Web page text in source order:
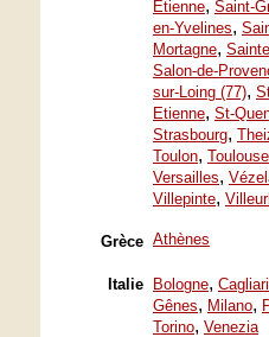
Etienne, Saint-
en-Yvelines,
Mortagne,
Salon-de-
sur-Loing (77),
Etienne, St-
Strasbourg,
Toulon, Toulouse
Versailles,
Villepinte,
Grèce Athènes
Italie Bologne, Cagliari
Gênes, Milano,
Torino, Venezia